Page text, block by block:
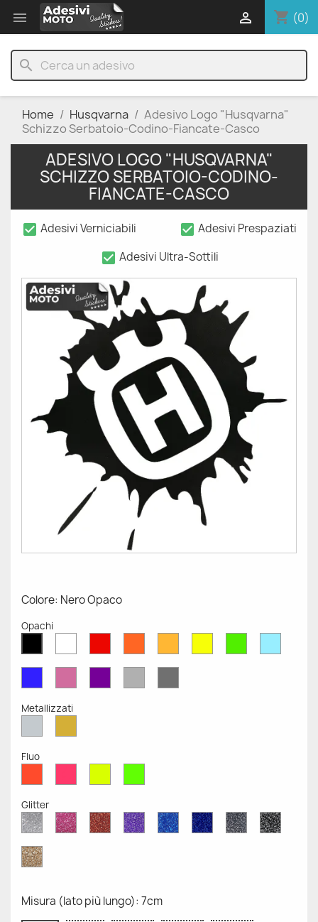
 shopping_cart (0)

search
Home Husqvarna
Adesivo Logo "Husqvarna"
Schizzo Serbatoio-Codino-Fiancate-Casco
ADESIVO LOGO "HUSQVARNA"
SCHIZZO SERBATOIO-CODINO-
FIANCATE-CASCO
check_box Adesivi Verniciabili check_box Adesivi Prespaziati
check_box Adesivi Ultra-Sottili
Colore: Nero Opaco
Opachi
Opaco OpacoOpacoOpacoOpacoOpacoOpacoOpaco
OpacoOpacoOpacoChiaroScuro
Metallizzati
MetallizzatoMetallizzato
Fluo
Fluo
Fluo
Fluo
Fluo
Glitter
Diamante
Glitter
Rosa
Glitter
Rosso
Glitter
Viola
Glitter
Blu
Zaffiro
Blu
Cobalto
Grigio
Glitter
Nero
Glitter
Oro
Glitter
Misura (lato più lungo): 7cm